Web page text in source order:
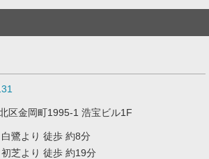
区金岡町1995-1 浩宝ビル1F
鷺より 徒歩 約8分
芝より 徒歩 約19分